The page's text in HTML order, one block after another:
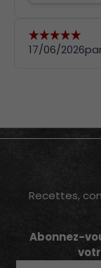
Recettes,
Abonnez-